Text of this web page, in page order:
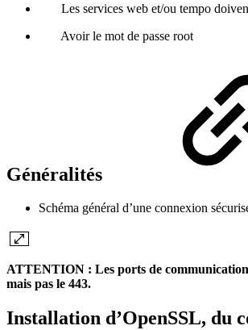
Les services web et/ou tempo
Avoir le mot de passe root
Généralités
Schéma général d’une connexion
ATTENTION : Les ports de
mais pas le 443.
Installation d’OpenSSL, du